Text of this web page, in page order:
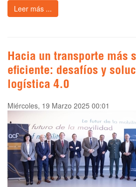
Leer más ...
Hacia un transporte más
eficiente: desafíos y
logística 4.0
Miércoles, 19 Marzo 2025 00:01